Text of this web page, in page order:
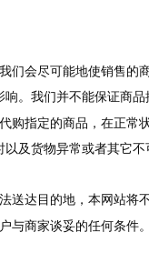
们会尽可能地使销售
。我们并不能保证商
购指定的商品，在正常
及货物异常或者其它
送达目的地，本网站将
与商家谈妥的任何条件